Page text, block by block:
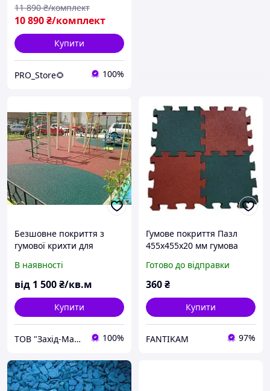
10 890₴/комплект
11 890 ₴/комплект
Купити
PRO_Store🌻 100%
Безшовне покриття з
гумової крихти для
В наявності
від 1 500₴/кв.м
Купити
ТОВ "Захід-Мастерфайбр" 100%
Гумове покриття Пазл
455х455х20 мм гумова
залів, бородьби та
дитячих майданчиків
Готово до відправки
360₴
Купити
FANTIKAM 97%